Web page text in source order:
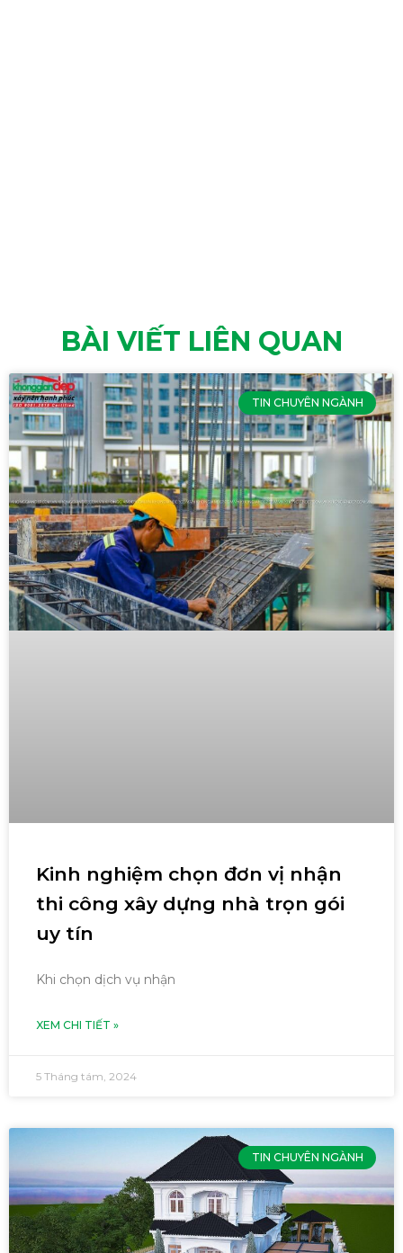
BÀI VIẾT LIÊN QUAN
TIN CHUYÊN NGÀNH
Kinh nghiệm chọn đơn vị nhận
thi công xây dựng nhà trọn gói
uy tín
Khi chọn dịch vụ nhận
XEM CHI TIẾT »
5 Tháng tám, 2024
TIN CHUYÊN NGÀNH